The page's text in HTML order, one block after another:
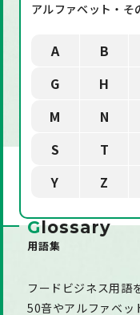
アルファベット・そ
A B
G
H
M
N
S
T
Y
Z
Glossary
用語集
フードビジネス用語
50音やアルファベッ